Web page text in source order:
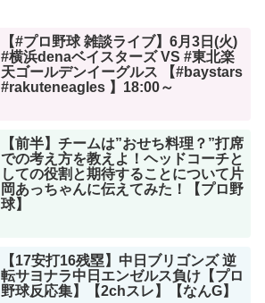
【#プロ野球 雑談ライブ】6月3日(火)
#横浜denaベイスターズ VS #東北楽
天ゴールデンイーグルス 【#baystars
#rakuteneagles 】18:00～
【前半】チームは”おせち料理？”打席
での考え方を教えよ！ヘッドコーチと
しての役割と期待することについて片
岡あっちゃんに伝えてみた！【プロ野
球】
【17安打16残塁】中日ブリゴンズ 逆
転サヨナラ中日エンゼルス負け【プロ
野球反応集】【2chスレ】【なんG】